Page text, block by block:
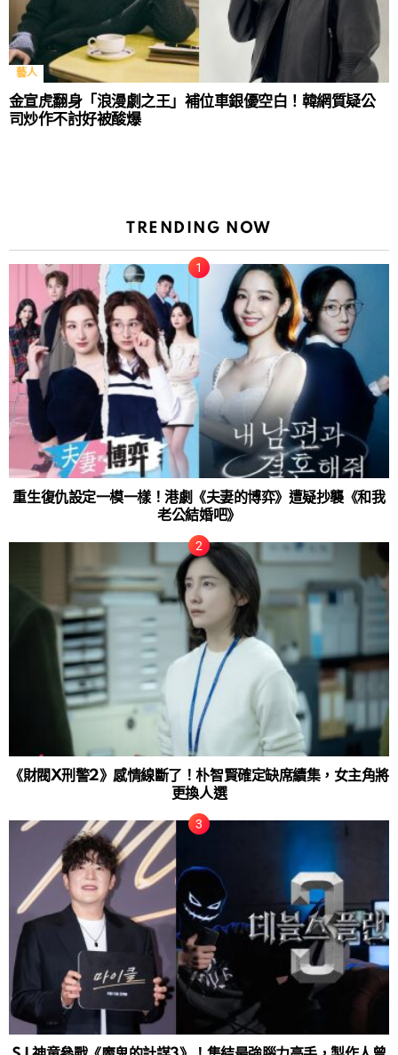
藝人
金宣虎翻身「浪漫劇之王」補位車銀優空白！韓網質疑公
司炒作不討好被酸爆
TRENDING NOW
重生復仇設定一模一樣！港劇《夫妻的博弈》遭疑抄襲《和我
老公結婚吧》
《財閥X刑警2》感情線斷了！朴智賢確定缺席續集，女主角將
更換人選